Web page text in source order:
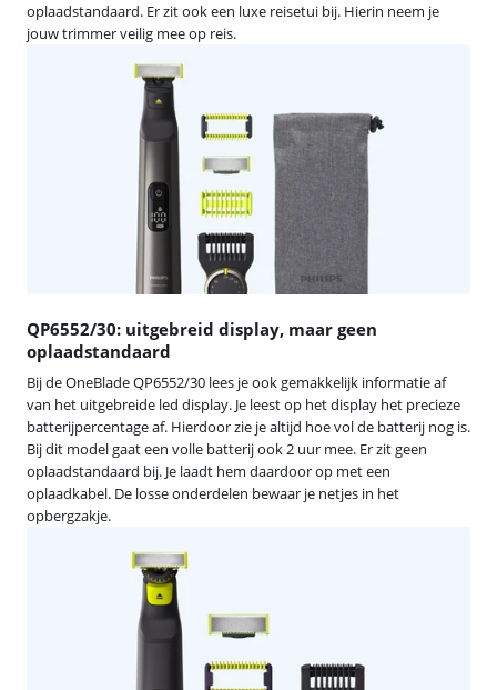
oplaadstandaard. Er zit ook een luxe reisetui bij. Hierin neem je
jouw trimmer veilig mee op reis.
QP6552/30: uitgebreid display, maar geen
oplaadstandaard
Bij de OneBlade QP6552/30 lees je ook gemakkelijk informatie af
van het uitgebreide led display. Je leest op het display het precieze
batterijpercentage af. Hierdoor zie je altijd hoe vol de batterij nog is.
Bij dit model gaat een volle batterij ook 2 uur mee. Er zit geen
oplaadstandaard bij. Je laadt hem daardoor op met een
oplaadkabel. De losse onderdelen bewaar je netjes in het
opbergzakje.